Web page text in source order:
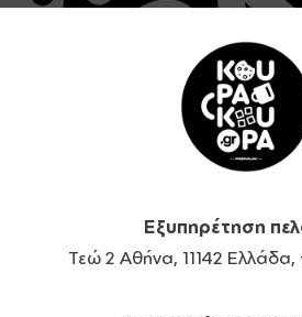
Εξυπηρέτηση
Τεώ 2 Αθήνα, 11142 Ελλάδα,